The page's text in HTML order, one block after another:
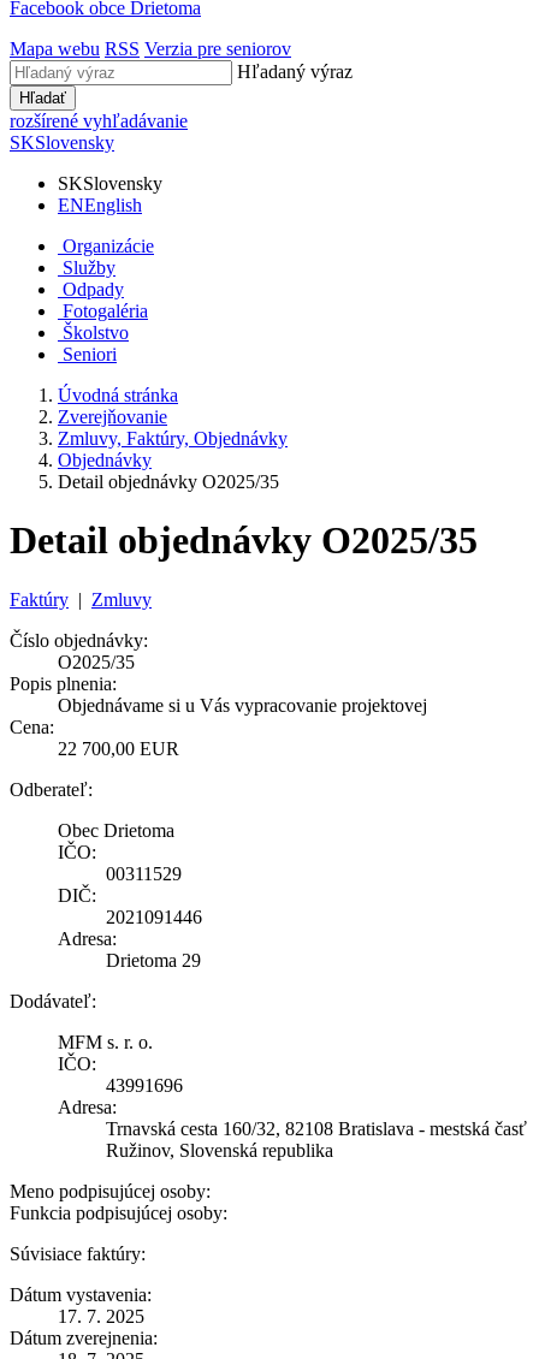
Facebook obce Drietoma
Mapa webu RSS Verzia pre seniorov
Hľadaný výraz
Hľadať
rozšírené vyhľadávanie
SKSlovensky
SKSlovensky
ENEnglish
Organizácie
Služby
Odpady
Fotogaléria
Školstvo
Seniori
Úvodná stránka
Zverejňovanie
Zmluvy, Faktúry, Objednávky
Objednávky
Detail objednávky O2025/35
Detail objednávky O2025/35
Faktúry | Zmluvy
Číslo objednávky:
O2025/35
Popis plnenia:
Objednávame si u Vás vypracovanie projektovej
Cena:
22 700,00 EUR
Odberateľ:
Obec Drietoma
IČO:
00311529
DIČ:
2021091446
Adresa:
Drietoma 29
Dodávateľ:
MFM s. r. o.
IČO:
43991696
Adresa:
Trnavská cesta 160/32, 82108 Bratislava - mestská časť
Ružinov, Slovenská republika
Meno podpisujúcej osoby:
Funkcia podpisujúcej osoby:
Súvisiace faktúry:
Dátum vystavenia:
17. 7. 2025
Dátum zverejnenia: